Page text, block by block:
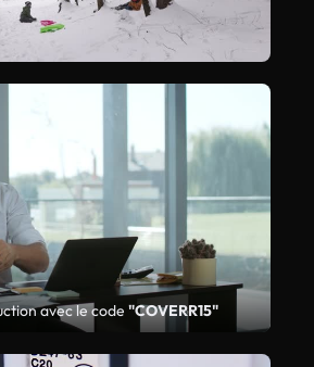
avec le code "COVERR15"